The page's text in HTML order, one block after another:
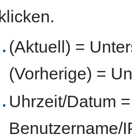
klicken.
(Aktuell) =
(Vorherige) =
Uhrzeit/Datum
Benutzername/